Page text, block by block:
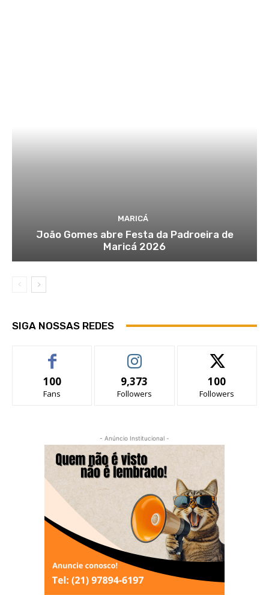
MARICÁ
João Gomes abre Festa da Padroeira de
Maricá 2026
SIGA NOSSAS REDES
100
Fans
9,373
Followers
100
Followers
- Anúncio Institucional -